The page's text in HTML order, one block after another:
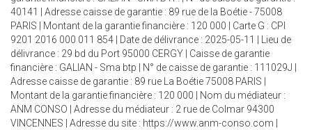
40141 | Adresse caisse de garantie : 89 rue de la Boétie - 75008
PARIS | Montant de la garantie financière : 120 000 | Carte G : CPI
9201 2016 000 011 854 | Date de délivrance : 2025-05-11 | Lieu de
délivrance : 29 bd du Port 95000 CERGY | Caisse de garantie
financière : GALIAN - Sma btp | N° de caisse de garantie : 111029J |
Adresse caisse de garantie : 89 rue La Boétie 75008 PARIS |
Montant de la garantie financière : 120 000 | Nom du médiateur :
ANM CONSO | Adresse du médiateur : 2 rue de Colmar 94300
VINCENNES | Adresse du site : https://www.anm-conso.com